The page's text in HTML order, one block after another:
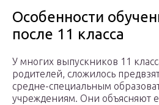
Особенности
после 11 класса
У многих выпускников 11
родителей, сложилось
средне-специальным
учреждениям. Они объясняют